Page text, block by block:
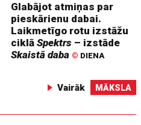
Glabājot atmiņas par
pieskārienu dabai.
Laikmetīgo rotu izstāžu
ciklāSpektrs – izstāde
Skaistā daba © DIENA
Vairāk MĀKSLA